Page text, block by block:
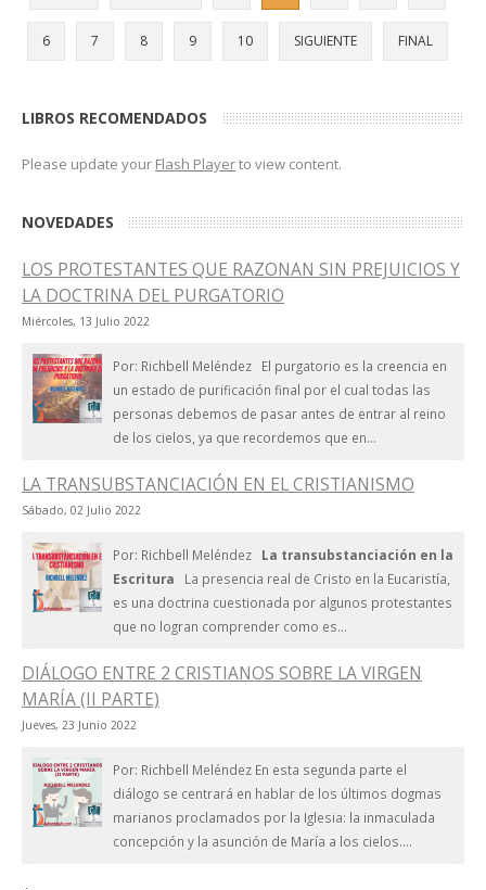
6 7 8 9 10 SIGUIENTE FINAL
LIBROS RECOMENDADOS
Please update your Flash Playerto view content.
NOVEDADES
LOS PROTESTANTES QUE RAZONAN SIN PREJUICIOS Y
LA DOCTRINA DEL PURGATORIO
Miércoles, 13 Julio 2022
Por: Richbell Meléndez El purgatorio es la creencia en
un estado de purificación final por el cual todas las
personas debemos de pasar antes de entrar al reino
de los cielos, ya que recordemos que en...
LA TRANSUBSTANCIACIÓN EN EL CRISTIANISMO
Sábado, 02 Julio 2022
Por: Richbell Meléndez La transubstanciación en la
Escritura La presencia real de Cristo en la Eucaristía,
es una doctrina cuestionada por algunos protestantes
que no logran comprender como es...
DIÁLOGO ENTRE 2 CRISTIANOS SOBRE LA VIRGEN
MARÍA (II PARTE)
Jueves, 23 Junio 2022
Por: Richbell Meléndez En esta segunda parte el
diálogo se centrará en hablar de los últimos dogmas
marianos proclamados por la Iglesia: la inmaculada
concepción y la asunción de María a los cielos....